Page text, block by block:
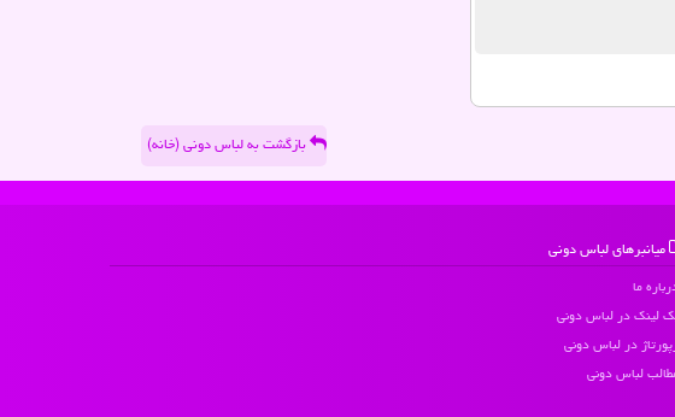
بازگشت به لباس دونی (خانه)
میانبرهای لباس دونی
ما
لینک در لباس دونی
در لباس دونی
لباس دونی